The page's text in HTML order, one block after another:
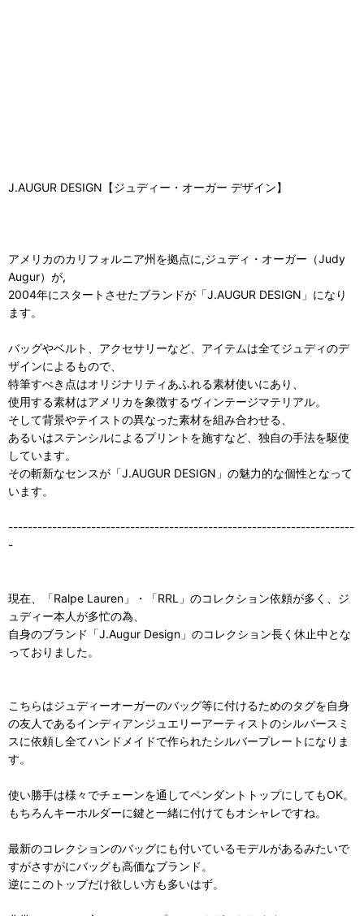
J.AUGUR DESIGN【ジュディー・オーガー デザイン】
アメリカのカリフォルニア州を拠点に,ジュディ・オーガー（Judy
Augur）が,
2004年にスタートさせたブランドが「J.AUGUR DESIGN」になり
ます。
バッグやベルト、アクセサリーなど、アイテムは全てジュディのデ
ザインによるもので、
特筆すべき点はオリジナリティあふれる素材使いにあり、
使用する素材はアメリカを象徴するヴィンテージマテリアル。
そして背景やテイストの異なった素材を組み合わせる、
あるいはステンシルによるプリントを施すなど、独自の手法を駆使
しています。
その斬新なセンスが「J.AUGUR DESIGN」の魅力的な個性となって
います。
-----------------------------------------------------------------------
-
現在、「Ralpe Lauren」・「RRL」のコレクション依頼が多く、ジ
ュディー本人が多忙の為、
自身のブランド「J.Augur Design」のコレクション長く休止中とな
っておりました。
こちらはジュディーオーガーのバッグ等に付けるためのタグを自身
の友人であるインディアンジュエリーアーティストのシルバースミ
スに依頼し全てハンドメイドで作られたシルバープレートになりま
す。
使い勝手は様々でチェーンを通してペンダントトップにしてもOK。
もちろんキーホルダーに鍵と一緒に付けてもオシャレですね。
最新のコレクションのバッグにも付いているモデルがあるみたいで
すがさすがにバッグも高価なブランド。
逆にこのトップだけ欲しい方も多いはず。